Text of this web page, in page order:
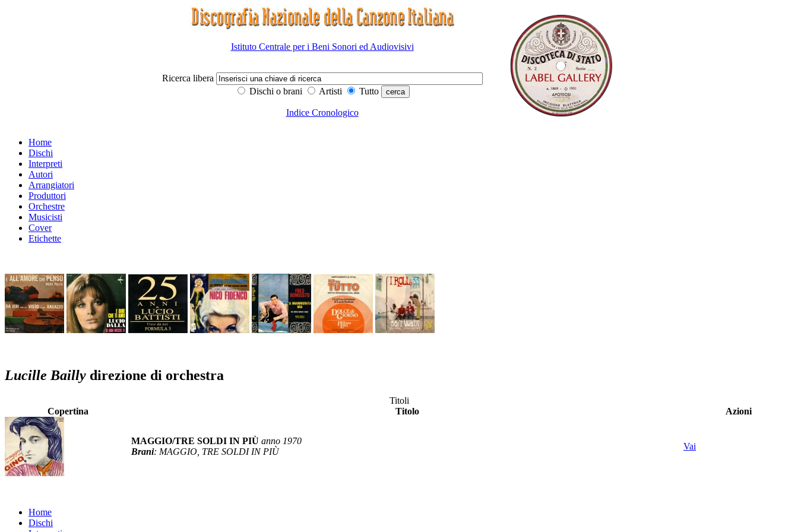
Istituto Centrale per i Beni Sonori ed Audiovisivi
Ricerca libera
Dischi o brani
Artisti Tutto
Indice Cronologico
Home
Dischi
Interpreti
Autori
Arrangiatori
Produttori
Orchestre
Musicisti
Cover
Etichette
Lucille Bailly direzione di orchestra
Titoli
Copertina
Titolo Azioni
MAGGIO/TRE SOLDI IN PIÙ anno 1970
Brani: MAGGIO, TRE SOLDI IN PIÙ
Vai
Home
Dischi